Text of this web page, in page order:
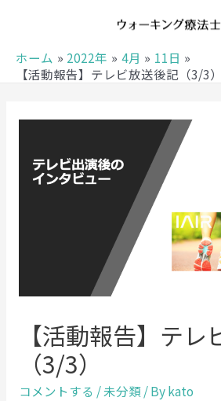
ホーム 2022年 4月
11日
【活動報告】テレビ放送後記（3/3）
【活動報告】テ
（3/3）
コメントする /未分類/ Bykato